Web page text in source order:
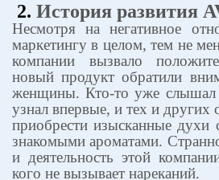
2. История развития
Несмотря на негативное
маркетингу в целом, тем не
компании вызвало
новый продукт обратили
женщины. Кто-то уже слышал
узнал впервые, и тех и других
приобрести изысканные духи
знакомыми ароматами.
и деятельность этой
кого не вызывает нареканий.